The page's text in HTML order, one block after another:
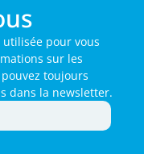
pour vous
sur les
pouvez toujours
dans la newsletter.